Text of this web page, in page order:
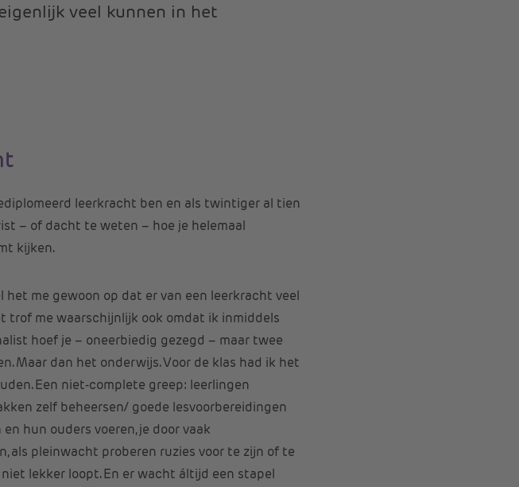
veel kunnen in het
leerkracht ben en als twintiger al tien
– of dacht te weten – hoe je helemaal
kijken.
me gewoon op dat er van een leerkracht veel
trof me waarschijnlijk ook omdat ik inmiddels
hoef je – oneerbiedig gezegd – maar twee
Maar dan het onderwijs. Voor de klas had ik het
Een niet-complete greep: leerlingen
zelf beheersen/ goede lesvoorbereidingen
hun ouders voeren, je door vaak
als pleinwacht proberen ruzies voor te zijn of te
lekker loopt. En er wacht áltijd een stapel